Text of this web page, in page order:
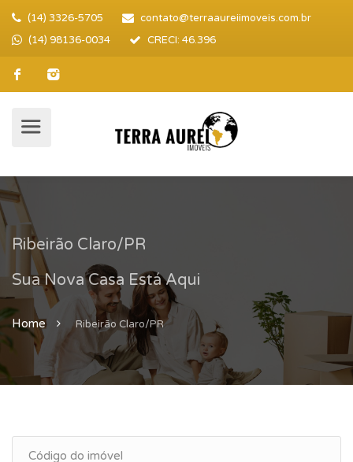
(14) 3326-5705
contato@terraaureiimoveis.com.br
(14) 98136-0034
CRECI: 46.396
Ribeirão Claro/PR
Sua Nova Casa Está Aqui
Home Ribeirão Claro/PR